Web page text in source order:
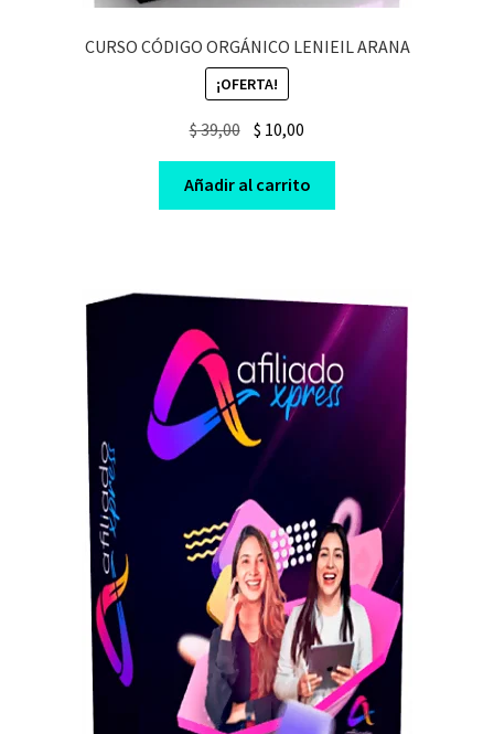
CURSO CÓDIGO ORGÁNICO LENIEIL ARANA
¡OFERTA!
$39,00 Original
was:
$ 39,00.
$ 10,00
is:
$ 10,00.
Añadir al carrito